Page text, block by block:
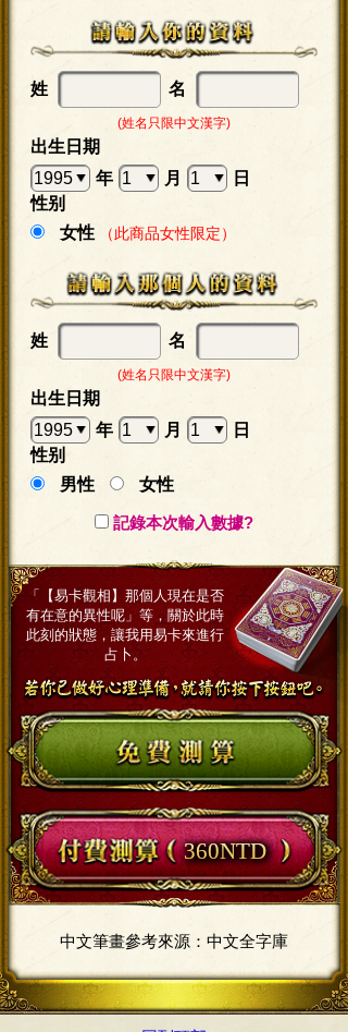
姓 名
(姓名只限中文漢字)
出生日期
年
月
日
性别
女性
（此商品女性限定）
姓 名
(姓名只限中文漢字)
出生日期
年
月
日
性别
男性
女性
記錄本次輸入數據?
「【易卡觀相】那個人現在是否
有在意的異性呢」 等，關於此時
此刻的狀態，讓我用易卡來進行
占卜。
360NTD
中文筆畫參考來源：中文全字庫